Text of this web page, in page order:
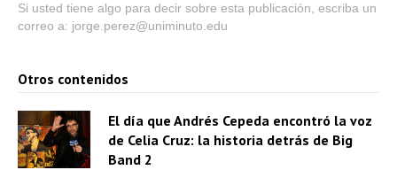
Si usted tiene algo para decir sobre esta publicación, escriba un
correo a: jorge.perez@uniminuto.edu
Otros contenidos
El día que Andrés Cepeda encontró la voz
de Celia Cruz: la historia detrás de Big
Band 2